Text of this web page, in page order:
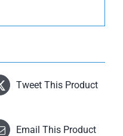
Tweet This Product
Email This Product